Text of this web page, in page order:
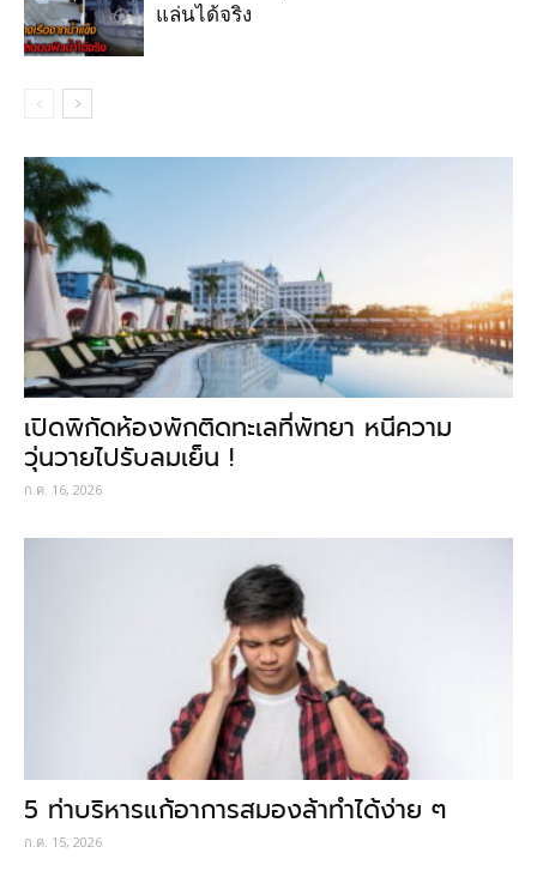
แล่นได้จริง
เปิดพิกัดห้องพักติดทะเลที่พัทยา หนีความ
วุ่นวายไปรับลมเย็น !
ก.ค. 16, 2026
5 ท่าบริหารแก้อาการสมองล้าทำได้ง่าย ๆ
ก.ค. 15, 2026